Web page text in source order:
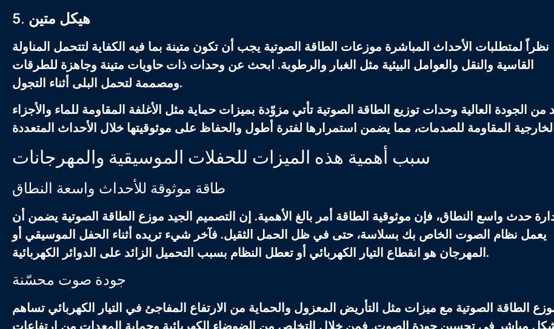
5. هيكل متين
نظراً لمتطلبات الأحداث المباشرة موزعات الطاقة الصوتية يجب أن تكون متينة بما فيه الكفاية لتتحمل المناولة
القاسية والنقل والعوامل البيئية مثل الغبار والرطوبة. ابحث عن وحدات ذات حاويات متينة وجاهزة للطرقات
ومصممة لتحمل البلى أثناء التجول.
من الجودة العالية وحدات توزيع الطاقة الصوتية تأتي مزوّدة بميزات حماية مثل الأغلفة المقاومة للماء والأجزاء
سبب أهمية هذه الميزات للحفلات الموسيقية والمهرجانات
طاقة موثوقة للأحداث واسعة النطاق
حدث واسع النطاق، فإن موثوقية الطاقة أمر بالغ الأهمية. إن التصميم الجيد موزع الطاقة الصوتية يضمن أن
يعمل نظام الصوت الخاص بك بسلاسة، حتى في ظل الحمل الثقيل. فآخر شيء تريده أثناء الحفل الموسيقي أو
المهرجان هو انقطاع التيار الكهربائي أو تعطل النظام بسبب التحميل الزائد على الدوائر الكهربائية.
جودة صوت محسّنة
الطاقة الصوتية مع ميزات مثل التأريض المعزول والحماية من الارتفاع المفاجئ في التيار الكهربائي تساهم
مباشر في تحسين جودة الصوت. فمن خلال التخلص من الضوضاء الكهربائية وحماية المعدات من ارتفاعات